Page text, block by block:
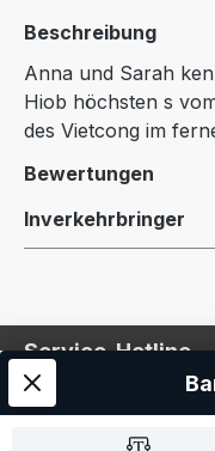
Beschreibung
Anna und Sarah
Hiob höchsten s
des Vietcong im
Bewertungen
Inverkehrbringer
Service-Hotline
Service